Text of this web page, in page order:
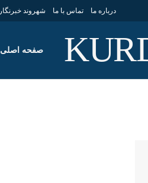
درباره ما تماس با ما شهروند خبرنگار
صفحه اصلی